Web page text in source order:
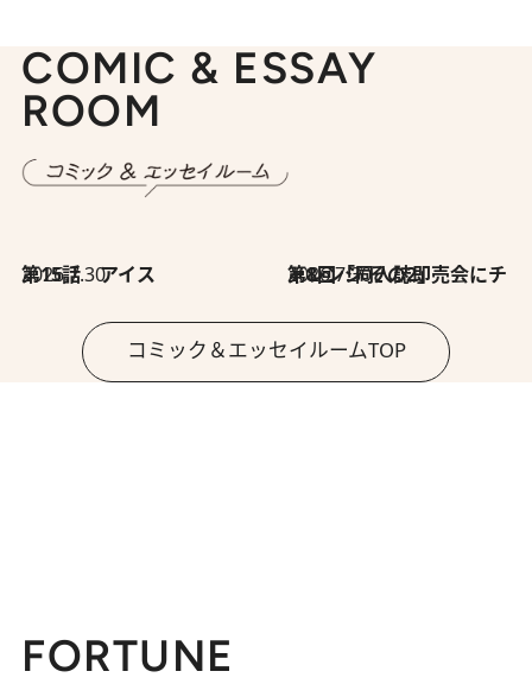
COMIC & ESSAY
ROOM
2026.7.30
第15話 アイス 2026.7.30
第8回「同人誌即売会にチャレンジ その2」
コミック＆エッセイルームTOP
FORTUNE